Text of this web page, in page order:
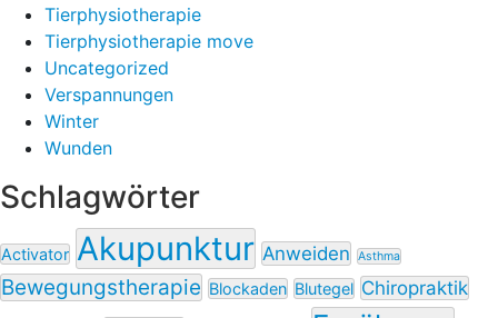
Tierphysiotherapie
Tierphysiotherapie move
Uncategorized
Verspannungen
Winter
Wunden
Schlagwörter
Activator Akupunktur Anweiden Asthma
Bewegungstherapie Blockaden Blutegel Chiropraktik